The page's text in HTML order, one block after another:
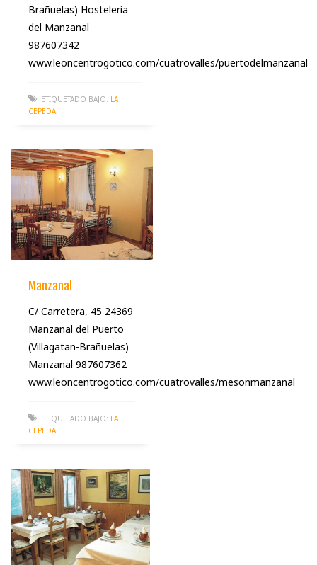
Brañuelas) Hostelería
del Manzanal
987607342
www.leoncentrogotico.com/cuatrovalles/puertodelmanzanal
ETIQUETADO BAJO: LA
CEPEDA
Manzanal
C/ Carretera, 45 24369
Manzanal del Puerto
(Villagatan-Brañuelas)
Manzanal 987607362
www.leoncentrogotico.com/cuatrovalles/mesonmanzanal
ETIQUETADO BAJO: LA
CEPEDA